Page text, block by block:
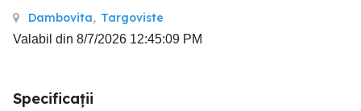
Dambovita, Targoviste
Valabil din 8/7/2026 12:45:09 PM
Specificații